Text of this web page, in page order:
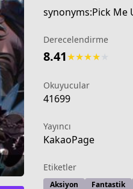
synonyms:Pick Me
Derecelendirme
8.41★★★★
Okuyucular
41699
Yayıncı
KakaoPage
Etiketler
Aksiyon Fantastik